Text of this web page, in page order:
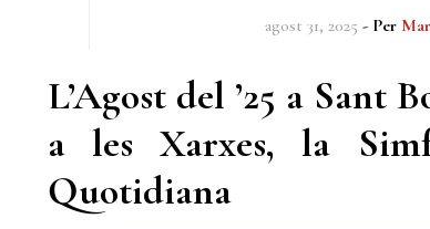
agost 31, 2025 - Per
L’Agost del ’25 a Sant
a les Xarxes, la
Quotidiana